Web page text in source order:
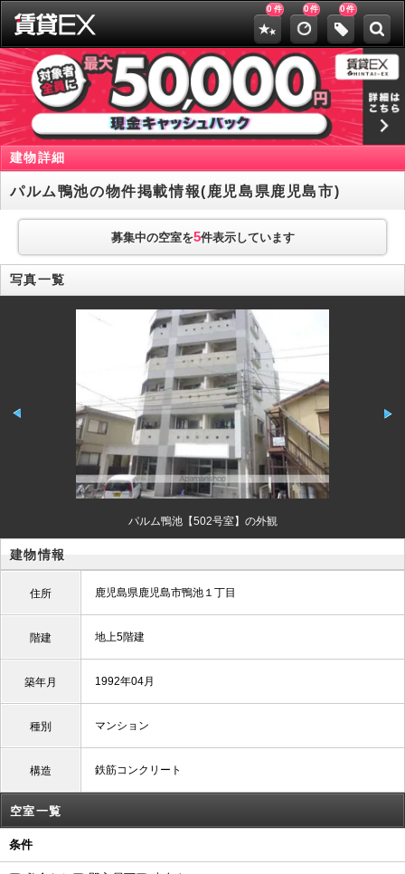
0 件 0件 0件
建物詳細
パルム鴨池の物件掲載情報(鹿児島県鹿児島市)
募集中の空室を5件表示しています
写真一覧
パルム鴨池【502号室】の外観
建物情報
住所 鹿児島県鹿児島市鴨池１丁目
階建 地上5階建
築年月 1992年04月
種別 マンション
構造 鉄筋コンクリート
空室一覧
条件